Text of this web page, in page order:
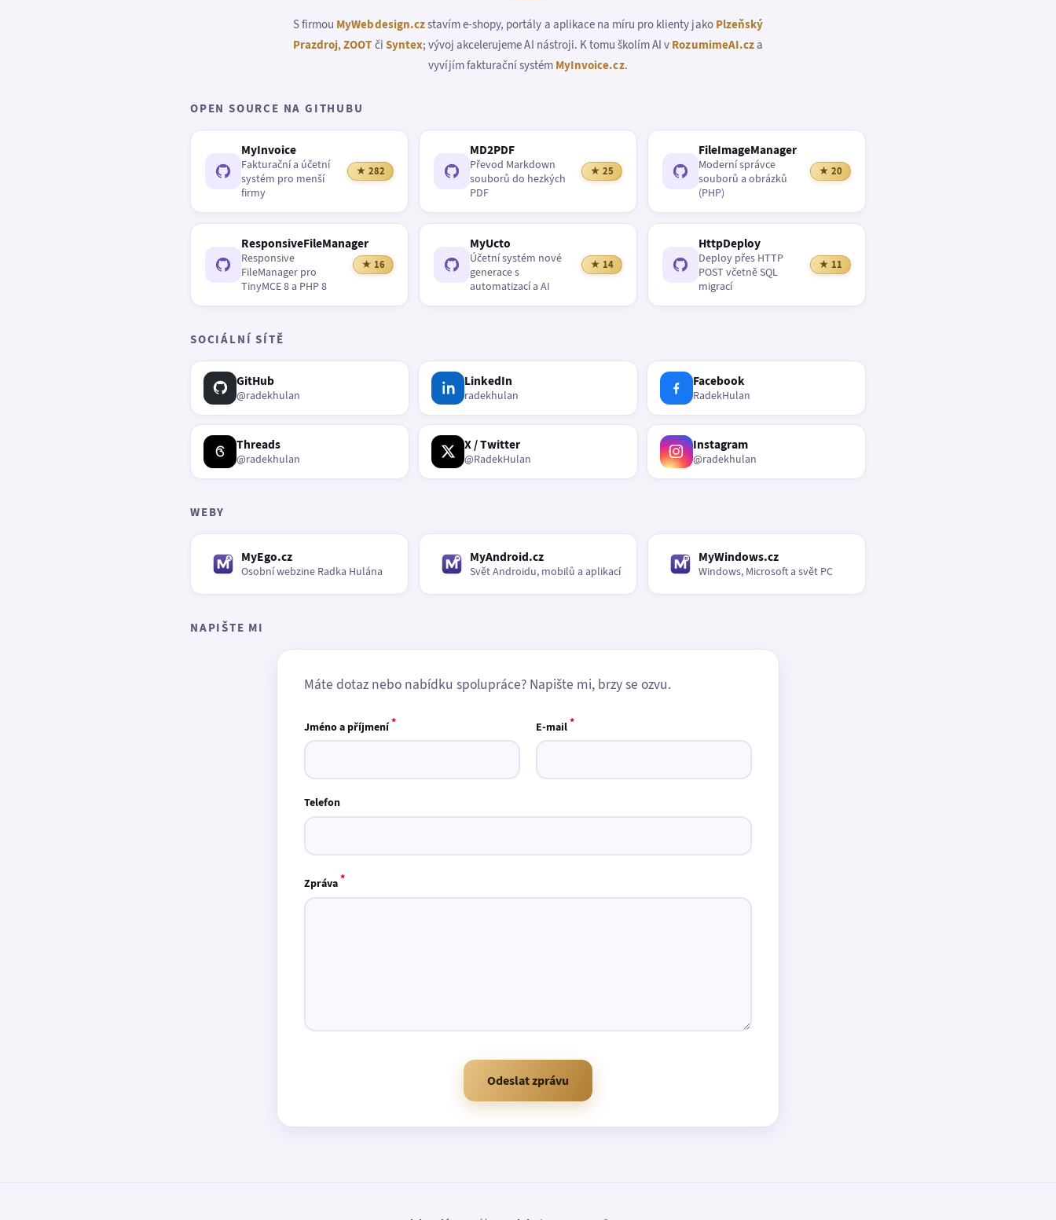
S firmou MyWebdesign.czstavím e-shopy, portály a aplikace na míru pro klienty jako Plzeňský
Prazdroj,ZOOT či Syntex; vývoj akcelerujeme AI nástroji. K tomu školím AI v RozumimeAI.cza
vyvíjím fakturační systém MyInvoice.cz.
OPEN SOURCE NA GITHUBU
MyInvoice
Fakturační a účetní
systém pro menší
firmy
★ 282
MD2PDF
Převod Markdown
souborů do hezkých
PDF
★ 25
FileImageManager
Moderní správce
souborů a obrázků
(PHP)
★ 20
ResponsiveFileManager
Responsive
FileManager pro
TinyMCE 8 a PHP 8
★ 16
MyUcto
Účetní systém nové
generace s
automatizací a AI
★ 14
HttpDeploy
Deploy přes HTTP
POST včetně SQL
migrací
★ 11
SOCIÁLNÍ SÍTĚ
GitHub
@radekhulan
LinkedIn
radekhulan
Facebook
RadekHulan
Threads
@radekhulan
X / Twitter
@RadekHulan
Instagram
@radekhulan
WEBY
MyEgo.cz
Osobní webzine Radka Hulána
MyAndroid.cz
Svět Androidu, mobilů a aplikací
MyWindows.cz
Windows, Microsoft a svět PC
NAPIŠTE MI
Máte dotaz nebo nabídku spolupráce? Napište mi, brzy se ozvu.
Jméno a příjmení* E-mail*
Telefon
Zpráva*
Odeslat zprávu